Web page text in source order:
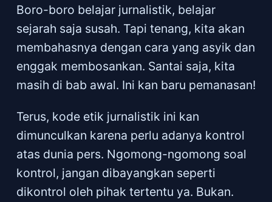
Boro-boro belajar jurnalistik, belajar
sejarah saja susah. Tapi tenang, kita akan
membahasnya dengan cara yang asyik dan
enggak membosankan. Santai saja, kita
masih di bab awal. Ini kan baru pemanasan!
Terus, kode etik jurnalistik ini kan
dimunculkan karena perlu adanya kontrol
atas dunia pers. Ngomong-ngomong soal
kontrol, jangan dibayangkan seperti
dikontrol oleh pihak tertentu ya. Bukan.